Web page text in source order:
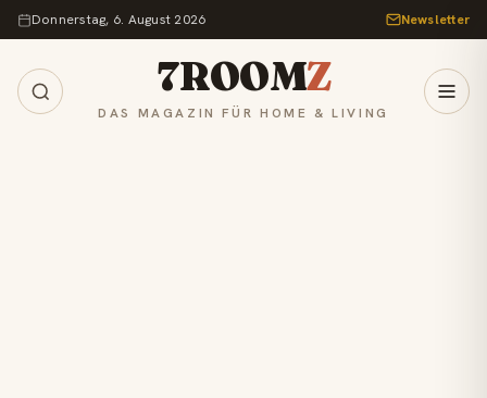
Zum Inhalt springen
Donnerstag, 6. August 2026 Newsletter
7ROOMZ
DAS MAGAZIN FÜR HOME & LIVING